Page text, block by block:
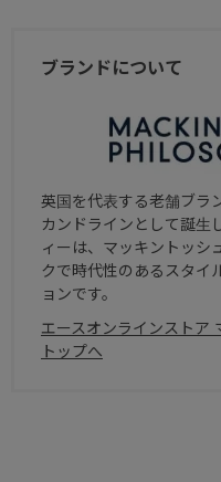
ブランドについて
英国を代表する老舗ブラ
カンドラインとして誕生
ィーは、マッキントッシ
クで時代性のあるスタイ
ョンです。
エースオンラインストア
トップへ